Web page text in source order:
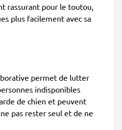
rassurant pour le toutou,
plus facilement avec sa
permet de lutter
indisponibles
de chien et peuvent
pas rester seul et de ne